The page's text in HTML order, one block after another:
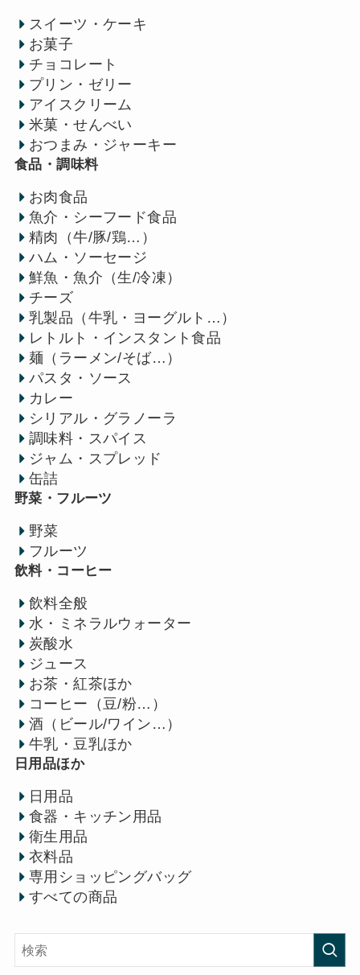
スイーツ・ケーキ
お菓子
チョコレート
プリン・ゼリー
アイスクリーム
米菓・せんべい
おつまみ・ジャーキー
食品・調味料
お肉食品
魚介・シーフード食品
精肉（牛/豚/鶏…）
ハム・ソーセージ
鮮魚・魚介（生/冷凍）
チーズ
乳製品（牛乳・ヨーグルト…）
レトルト・インスタント食品
麺（ラーメン/そば…）
パスタ・ソース
カレー
シリアル・グラノーラ
調味料・スパイス
ジャム・スプレッド
缶詰
野菜・フルーツ
野菜
フルーツ
飲料・コーヒー
飲料全般
水・ミネラルウォーター
炭酸水
ジュース
お茶・紅茶ほか
コーヒー（豆/粉…）
酒（ビール/ワイン…）
牛乳・豆乳ほか
日用品ほか
日用品
食器・キッチン用品
衛生用品
衣料品
専用ショッピングバッグ
すべての商品